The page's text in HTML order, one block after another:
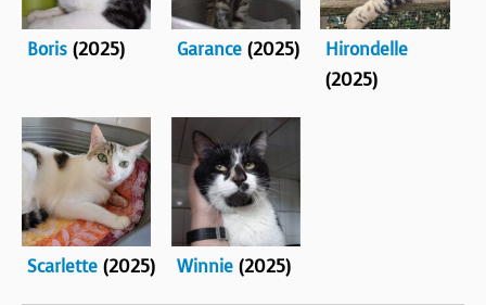
Boris (2025) Garance (2025)
Hirondelle
(2025)
Scarlette (2025) Winnie (2025)